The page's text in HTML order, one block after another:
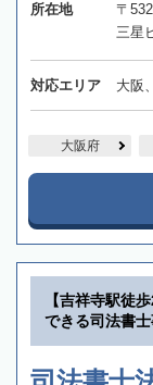
所在地
〒
三星
対応エリア 大阪
大阪府
【吉祥寺駅徒
できる司法書